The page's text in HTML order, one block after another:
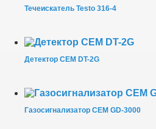
Течеискатель Testo 316-4
Детектор CEM DT-2G
Газосигнализатор CEM GD-3000